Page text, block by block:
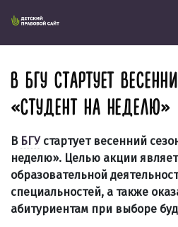
В БГУ СТАРТУЕТ
«СТУДЕНТ НА НЕДЕЛЮ»
В БГУстартует весенний
неделю». Целью акции
образовательной
специальностей, а также
абитуриентам при выборе